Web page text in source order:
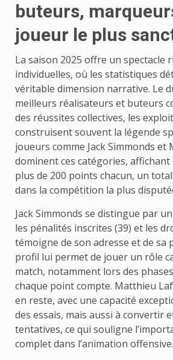
buteurs,
joueur le plus
La saison 2025 offre un spectacle
individuelles, où les statistiques
véritable dimension narrative. Le
meilleurs réalisateurs et buteurs
des réussites collectives, les
construisent souvent la légende
joueurs comme Jack Simmonds et
dominent ces catégories,
plus de 200 points chacun, un
dans la compétition la plus
Jack Simmonds se distingue par
les pénalités inscrites (39) et les
témoigne de son adresse et de sa
profil lui permet de jouer un rôle
match, notamment lors des
chaque point compte. Matthieu
en reste, avec une capacité
des essais, mais aussi à convertir
tentatives, ce qui souligne
complet dans l’animation offensive.